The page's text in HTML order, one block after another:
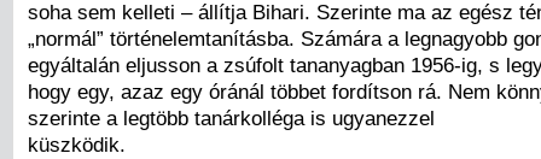
soha sem kelleti – állítja Bihari. Szerinte ma az egész
„normál” történelemtanításba. Számára a legnagyobb
egyáltalán eljusson a zsúfolt tananyagban 1956-ig, s
hogy egy, azaz egy óránál többet fordítson rá. Nem
szerinte a legtöbb tanárkolléga is ugyanezzel
küszködik.